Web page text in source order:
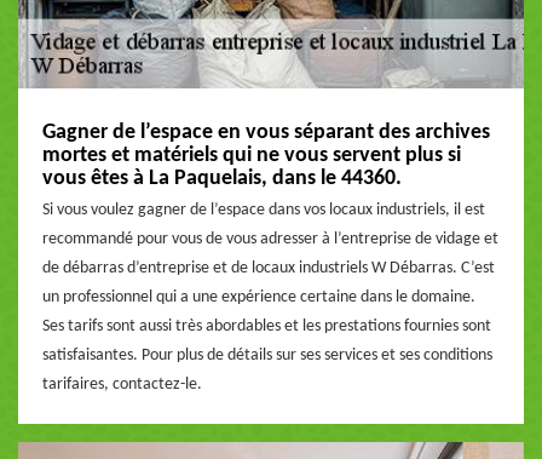
Gagner de l’espace en vous séparant des archives
mortes et matériels qui ne vous servent plus si
vous êtes à La Paquelais, dans le 44360.
Si vous voulez gagner de l’espace dans vos locaux industriels, il est
recommandé pour vous de vous adresser à l’entreprise de vidage et
de débarras d’entreprise et de locaux industriels W Débarras. C’est
un professionnel qui a une expérience certaine dans le domaine.
Ses tarifs sont aussi très abordables et les prestations fournies sont
satisfaisantes. Pour plus de détails sur ses services et ses conditions
tarifaires, contactez-le.